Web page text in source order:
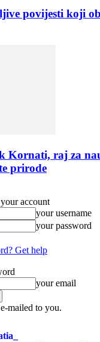
povijesti koji
Kornati, raj za
prirode
account
your username
your password
Get help
your email
mailed to you.